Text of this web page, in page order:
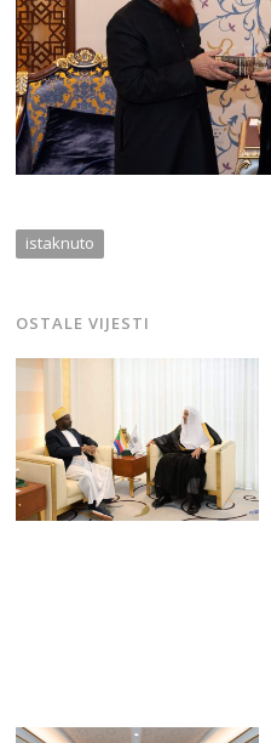
istaknuto
OSTALE VIJESTI